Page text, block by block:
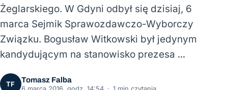
Żeglarskiego. W Gdyni odbył się dzisiaj, 6
marca Sejmik Sprawozdawczo-Wyborczy
Związku. Bogusław Witkowski był jedynym
kandydującym na stanowisko prezesa …
TF
Tomasz Falba